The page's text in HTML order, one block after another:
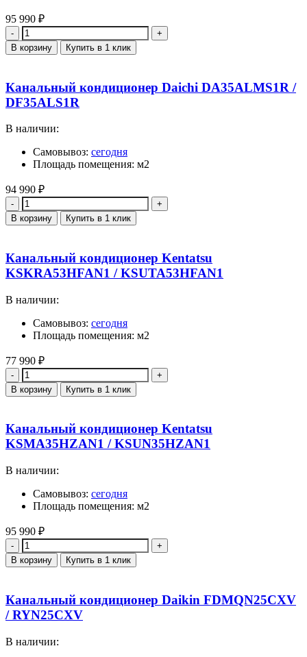
95 990 ₽
Количество
В корзину Купить в 1 клик
Канальный кондиционер Daichi DA35ALMS1R /
DF35ALS1R
В наличии:
Самовывоз: сегодня
Площадь помещения: м2
94 990 ₽
Количество
В корзину Купить в 1 клик
Канальный кондиционер Kentatsu
KSKRA53HFAN1 / KSUTA53HFAN1
В наличии:
Самовывоз: сегодня
Площадь помещения: м2
77 990 ₽
Количество
В корзину Купить в 1 клик
Канальный кондиционер Kentatsu
KSMA35HZAN1 / KSUN35HZAN1
В наличии:
Самовывоз: сегодня
Площадь помещения: м2
95 990 ₽
Количество
В корзину Купить в 1 клик
Канальный кондиционер Daikin FDMQN25CXV
/ RYN25CXV
В наличии: